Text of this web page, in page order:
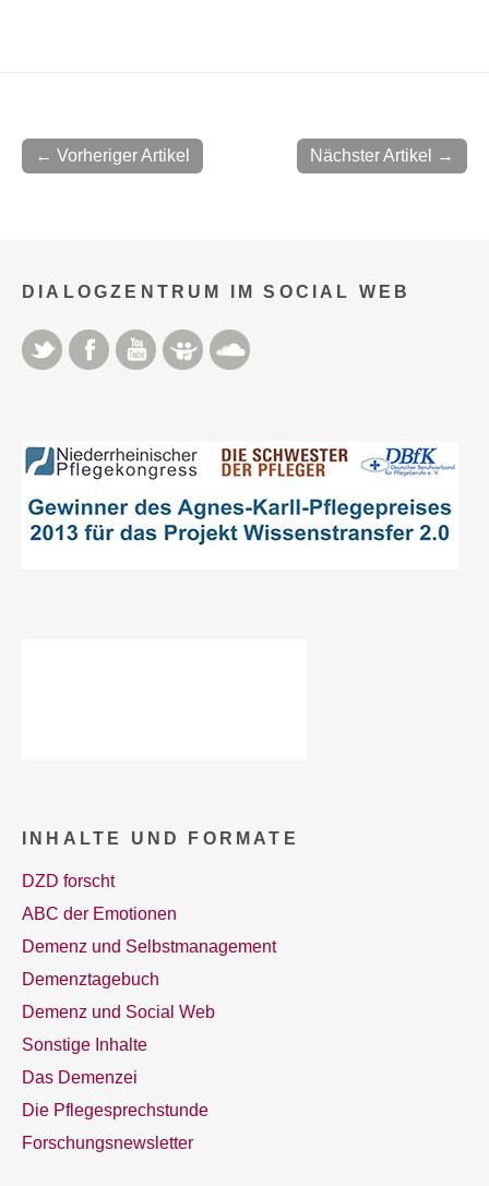
Nächster Artikel →
← Vorheriger Artikel
DIALOGZENTRUM IM SOCIAL WEB
Twitter FacebookYouTubeSlideshare
INHALTE UND FORMATE
DZD forscht
ABC der Emotionen
Demenz und Selbstmanagement
Demenztagebuch
Demenz und Social Web
Sonstige Inhalte
Das Demenzei
Die Pflegesprechstunde
Forschungsnewsletter